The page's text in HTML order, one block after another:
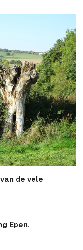
de vele
Epen.